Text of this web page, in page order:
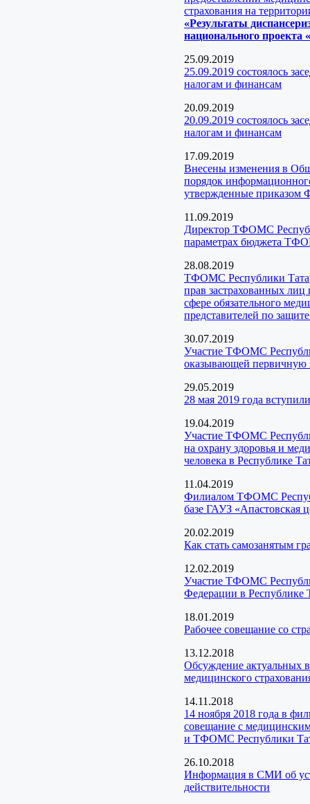
страхования на
«Результаты
национального проекта
25.09.2019
25.09.2019 состоялось
налогам и финансам
20.09.2019
20.09.2019 состоялось
налогам и финансам
17.09.2019
Внесены изменения в
порядок
утвержденные
11.09.2019
Директор ТФОМС
параметрах бюджета
28.08.2019
ТФОМС Республики
прав застрахованных
сфере обязательного
представителей по
30.07.2019
Участие ТФОМС
оказывающей первичную
29.05.2019
28 мая 2019 года
19.04.2019
Участие ТФОМС
на охрану здоровья и
человека в Республике
11.04.2019
Филиалом ТФОМС
базе ГАУЗ «Апастовская
20.02.2019
Как стать самозанятым
12.02.2019
Участие ТФОМС
Федерации в Республике
18.01.2019
Рабочее совещание со
13.12.2018
Обсуждение актуальных
медицинского
14.11.2018
14 ноября 2018 года в
совещание с
и ТФОМС Республики
26.10.2018
Информация в СМИ об
действительности